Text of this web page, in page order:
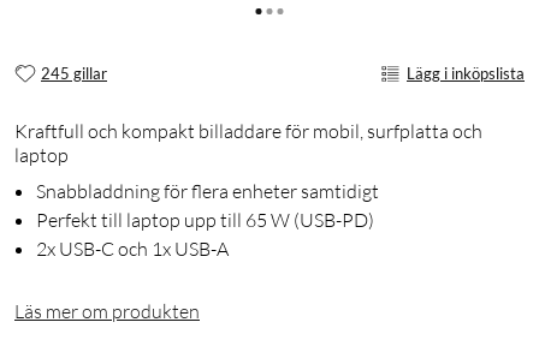
245 gillar Lägg i inköpslista
Kraftfull och kompakt billaddare för mobil, surfplatta och
laptop
Snabbladdning för flera enheter samtidigt
Perfekt till laptop upp till 65 W (USB-PD)
2x USB-C och 1x USB-A
Läs mer om produkten